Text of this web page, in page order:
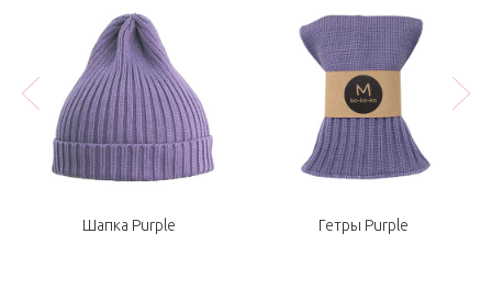
Шапка Purple Гетры Purple